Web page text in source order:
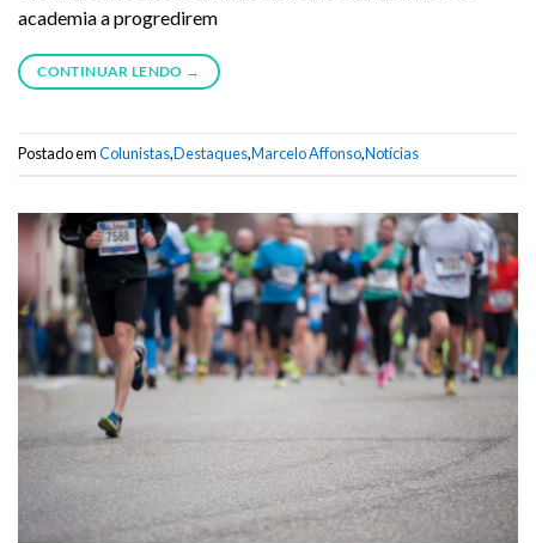
academia a progredirem
CONTINUAR LENDO →
Postado emColunistas,Destaques,Marcelo Affonso,Notícias